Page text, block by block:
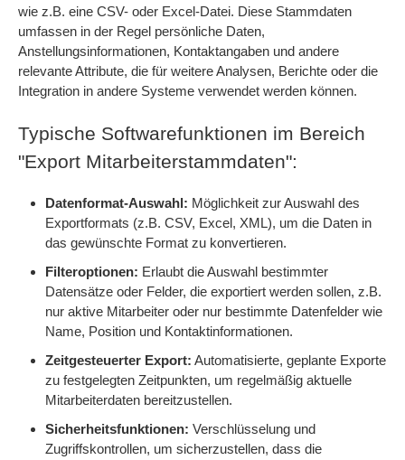
wie z.B. eine CSV- oder Excel-Datei. Diese Stammdaten
umfassen in der Regel persönliche Daten,
Anstellungsinformationen, Kontaktangaben und andere
relevante Attribute, die für weitere Analysen, Berichte oder die
Integration in andere Systeme verwendet werden können.
Typische Softwarefunktionen im Bereich
"Export Mitarbeiterstammdaten":
Datenformat-Auswahl: Möglichkeit zur Auswahl des
Exportformats (z.B. CSV, Excel, XML), um die Daten in
das gewünschte Format zu konvertieren.
Filteroptionen: Erlaubt die Auswahl bestimmter
Datensätze oder Felder, die exportiert werden sollen, z.B.
nur aktive Mitarbeiter oder nur bestimmte Datenfelder wie
Name, Position und Kontaktinformationen.
Zeitgesteuerter Export: Automatisierte, geplante Exporte
zu festgelegten Zeitpunkten, um regelmäßig aktuelle
Mitarbeiterdaten bereitzustellen.
Sicherheitsfunktionen: Verschlüsselung und
Zugriffskontrollen, um sicherzustellen, dass die